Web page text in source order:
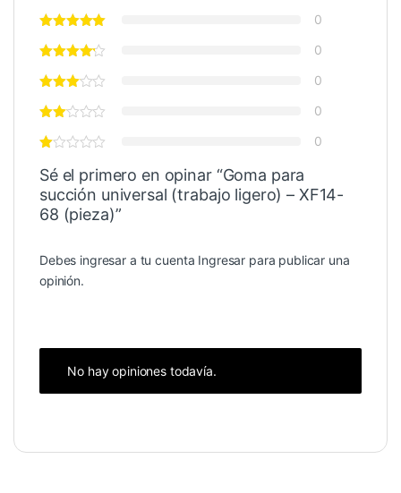
0
0
0
0
0
Sé el primero en opinar “Goma para
succión universal (trabajo ligero) – XF14-
68 (pieza)”
Debes ingresar a tu cuenta Ingresar para publicar una
opinión.
No hay opiniones todavía.